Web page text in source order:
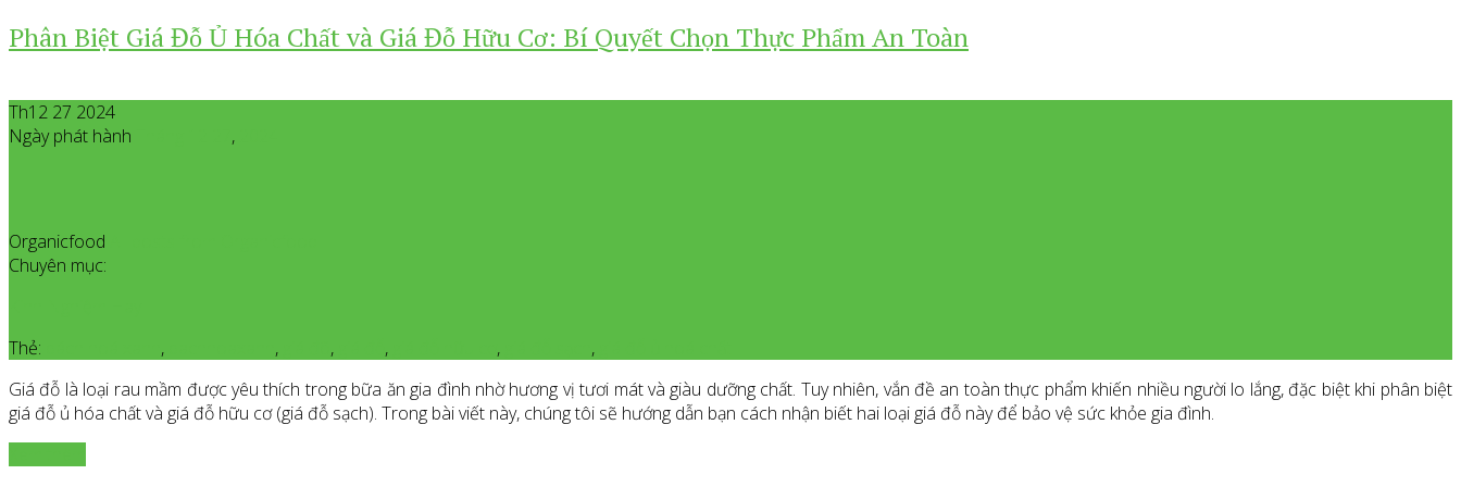
Phân Biệt Giá Đỗ Ủ Hóa Chất và Giá Đỗ Hữu Cơ: Bí Quyết Chọn Thực Phẩm An Toàn
Th12 27 2024
Ngày phát hành
,
Organicfood
Chuyên mục:
Thẻ:
, , , , , ,
Giá đỗ là loại rau mầm được yêu thích trong bữa ăn gia đình nhờ hương vị tươi mát và giàu dưỡng chất. Tuy nhiên, vắn đề an toàn thực phẩm khiến nhiều người lo lắng, đặc biệt khi phân biệt
giá đỗ ủ hóa chất và giá đỗ hữu cơ (giá đỗ sạch). Trong bài viết này, chúng tôi sẽ hướng dẫn bạn cách nhận biết hai loại giá đỗ này để bảo vệ sức khỏe gia đình.